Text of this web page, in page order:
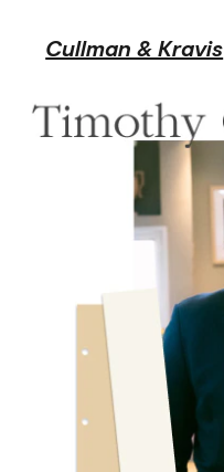
Cullman & Kravis